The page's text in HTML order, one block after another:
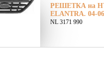
РЕШЕТКА на
ELANTRA. 04-
NL 3171 990